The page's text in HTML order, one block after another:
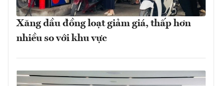
Xăng dầu đồng loạt giảm giá, thấp hơn
nhiều so với khu vực